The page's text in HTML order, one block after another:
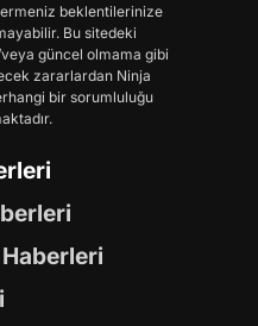
beklentilerinize
Bu sitedeki
güncel olmama gibi
zararlardan Ninja
bir sorumluluğu